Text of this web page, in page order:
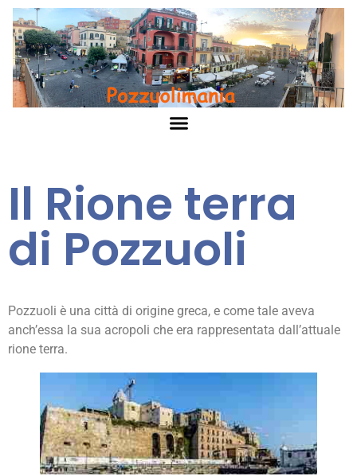
Il Rione terra
di Pozzuoli
Pozzuoli è una città di origine greca, e come tale aveva
anch’essa la sua acropoli che era rappresentata dall’attuale
rione terra.